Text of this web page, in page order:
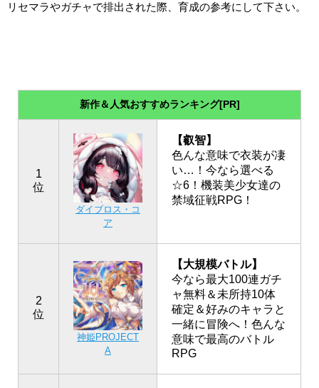
リセマラやガチャで排出された際、育成の参考にして下さい。
新作＆人気おすすめランキング[PR]
1
位
ダイブロス・コ
ア
【叡智】
色んな意味で衣装が凄
い…！今なら選べる
☆6！機装美少女達の
禁域征戦RPG！
2
位
神姫PROJECT
A
【大規模バトル】
今なら最大100連ガチ
ャ無料＆未所持10体
確定＆好みのキャラと
一緒に冒険へ！色んな
意味で最高のバトル
RPG